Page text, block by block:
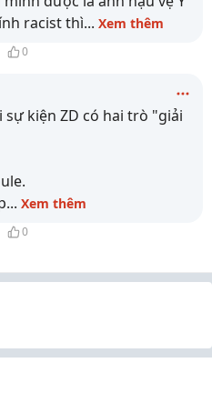
racist thì... Xem thêm
0
sự kiện ZD có hai trò "giải
... Xem thêm
0